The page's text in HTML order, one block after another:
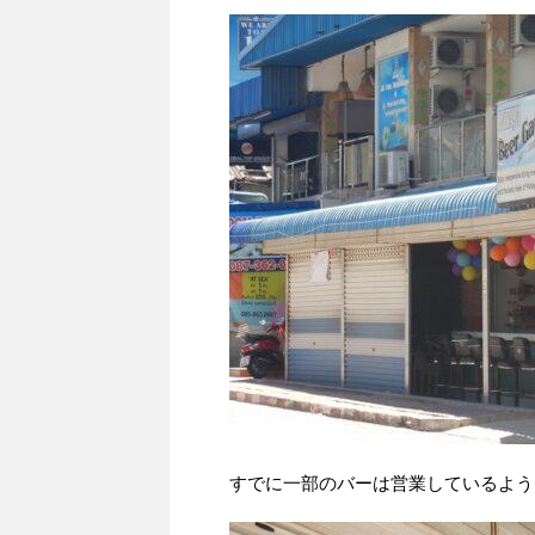
すでに一部のバーは営業しているよ